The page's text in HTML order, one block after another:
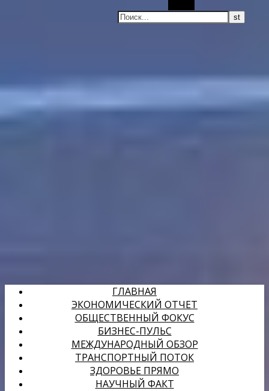
ГЛАВНАЯ
ЭКОНОМИЧЕСКИЙ ОТЧЕТ
ОБЩЕСТВЕННЫЙ ФОКУС
БИЗНЕС-ПУЛЬС
МЕЖДУНАРОДНЫЙ ОБЗОР
ТРАНСПОРТНЫЙ ПОТОК
ЗДОРОВЬЕ ПРЯМО
НАУЧНЫЙ ФАКТ